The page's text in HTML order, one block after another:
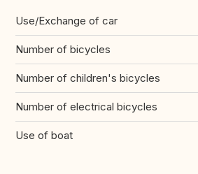
Use/Exchange of car
Number of bicycles
Number of children's bicycles
Number of electrical bicycles
Use of boat